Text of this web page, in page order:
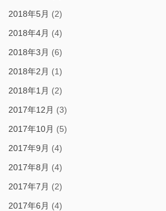
2018年5月 (2)
2018年4月 (4)
2018年3月 (6)
2018年2月 (1)
2018年1月 (2)
2017年12月 (3)
2017年10月 (5)
2017年9月 (4)
2017年8月 (4)
2017年7月 (2)
2017年6月 (4)